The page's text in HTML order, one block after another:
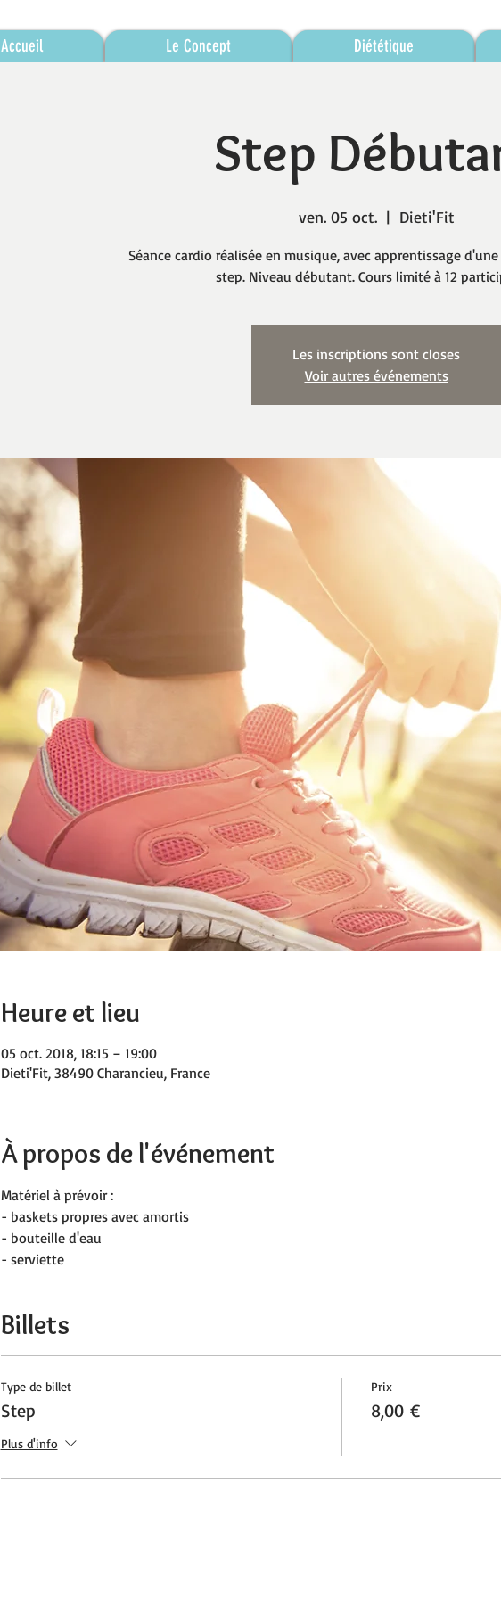
Accueil Le Concept Diététique
Step
ven. 05 oct.
  |
Dieti'Fit
Séance cardio réalisée en musique, avec apprentissage
step. Niveau débutant. Cours limité à 12
Les inscriptions sont closes
Voir autres événements
Heure et lieu
05 oct. 2018, 18:15 – 19:00
Dieti'Fit, 38490 Charancieu, France
À propos de l'événement
Matériel à prévoir :
- baskets propres avec amortis
- bouteille d'eau
- serviette
Billets
Type de billet
Step
Plus d'info
Prix
8,00 €